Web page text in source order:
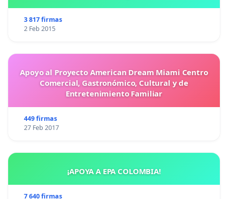
3 817 firmas
2 Feb 2015
Apoyo al Proyecto American Dream Miami Centro
Comercial, Gastronómico, Cultural y de
Entretenimiento Familiar
449 firmas
27 Feb 2017
¡APOYA A EPA COLOMBIA!
7 640 firmas